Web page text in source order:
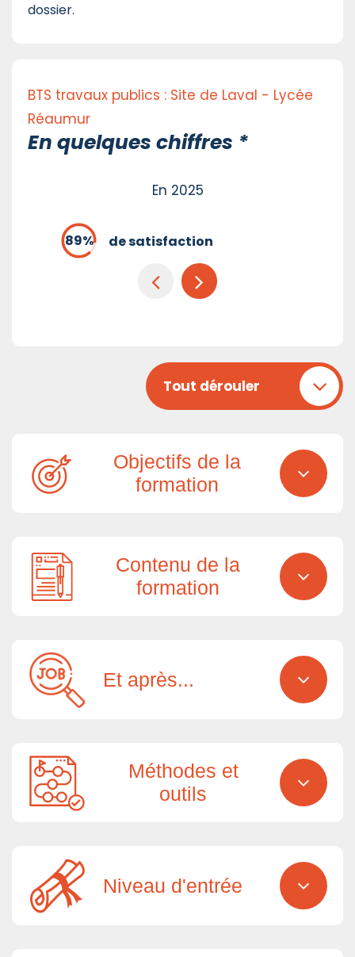
dossier.
BTS travaux publics : Site de Laval - Lycée
Réaumur
En quelques chiffres *
En 2025
de satisfaction
Tout dérouler
Objectifs de la
formation
Contenu de la
formation
Et après...
Méthodes et
outils
Niveau d'entrée